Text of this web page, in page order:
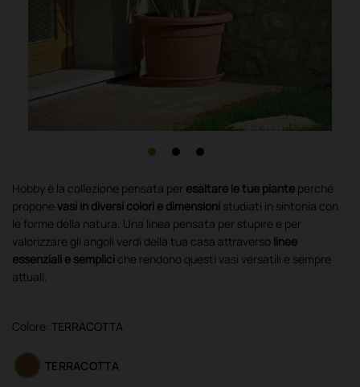
Hobby è la collezione pensata per esaltare le tue piante perché
propone vasi in diversi colori e dimensioni studiati in sintonia con
le forme della natura. Una linea pensata per stupire e per
valorizzare gli angoli verdi della tua casa attraverso linee
essenziali e semplici che rendono questi vasi versatili e sempre
attuali.
Colore: TERRACOTTA
TERRACOTTA